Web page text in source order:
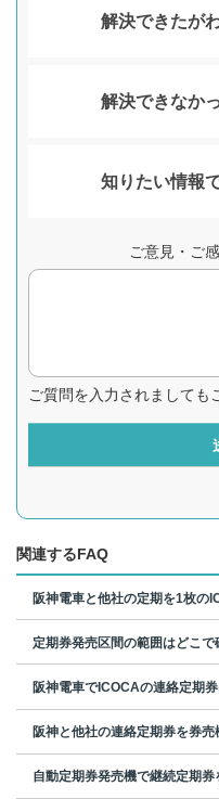
解決できたが
解決できなか
知りたい情報
ご意見・ご
ご質問を入力されましても
関連するFAQ
阪神電車と他社の定期を1枚の
定期券発売区間の範囲はどこ
阪神電車でICOCAの連絡定期
阪神と他社の連絡定期券を券
自動定期券発売機で継続定期